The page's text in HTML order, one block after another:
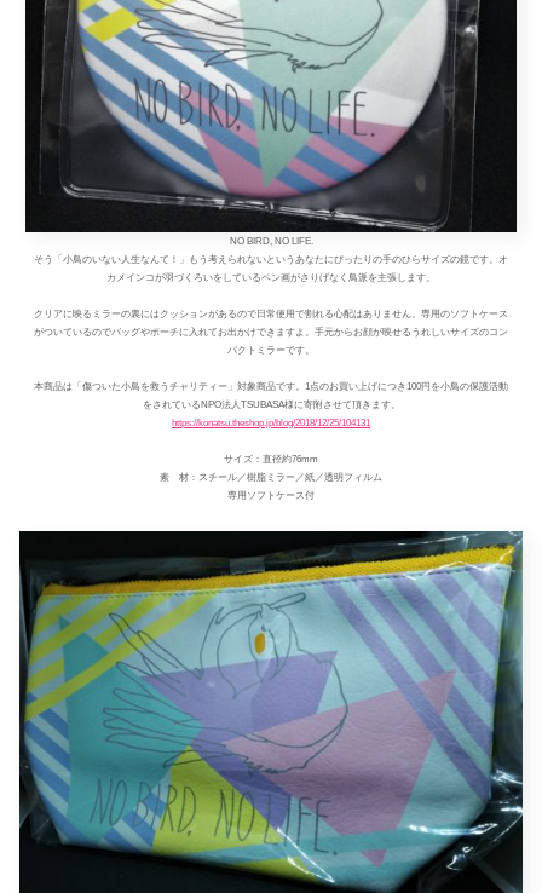
NO BIRD, NO LIFE.
そう「小鳥のいない人生なんて！」もう考えられないというあなたにぴったりの手のひらサイズの鏡です。オ
カメインコが羽づくろいをしているペン画がさりげなく鳥派を主張します。
クリアに映るミラーの裏にはクッションがあるので日常使用で割れる心配はありません。専用のソフトケース
がついているのでバッグやポーチに入れてお出かけできますよ。手元からお顔が映せるうれしいサイズのコン
パクトミラーです。
本商品は「傷ついた小鳥を救うチャリティー」対象商品です。1点のお買い上げにつき100円を小鳥の保護活動
をされているNPO法人TSUBASA様に寄附させて頂きます。
https://konatsu.theshop.jp/blog/2018/12/25/104131
サイズ：直径約76mm
素 材：スチール／樹脂ミラー／紙／透明フィルム
専用ソフトケース付